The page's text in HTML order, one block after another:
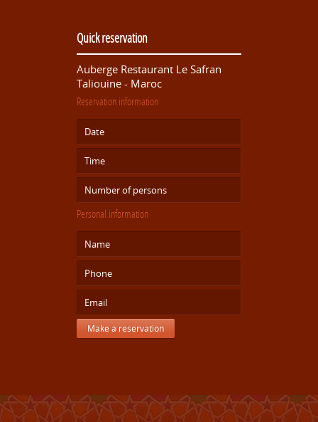
Quick reservation
Auberge Restaurant Le Safran
Taliouine - Maroc
Reservation information
Personal information
Make a reservation